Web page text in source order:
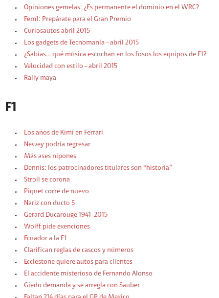
Opiniones gemelas: ¿Es permanente el dominio en el WRC?
Fem1: Prepárate para el Gran Premio
Curiosautos abril 2015
Los gadgets de Tecnomanía – abril 2015
¿Sabías… qué música escuchan en los fosos los equipos de F1?
Velocidad con estilo – abril 2015
Rally maya
F1
Los años de Kimi en Ferrari
Newey podría regresar
Más ases nipones
Dennis: los patrocinadores titulares son “historia”
Stroll se corona
Piquet corre de nuevo
Nariz con ducto S
Gerard Ducarouge 1941-2015
Wolff pide exenciones
Ecuador a la F1
Clarifican reglas de cascos y números
Ecclestone quiere autos para clientes
El accidente misterioso de Fernando Alonso
Giedo demanda y se arregla con Sauber